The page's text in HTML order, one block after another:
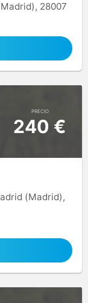
28007
PRECIO
240 €
(Madrid),